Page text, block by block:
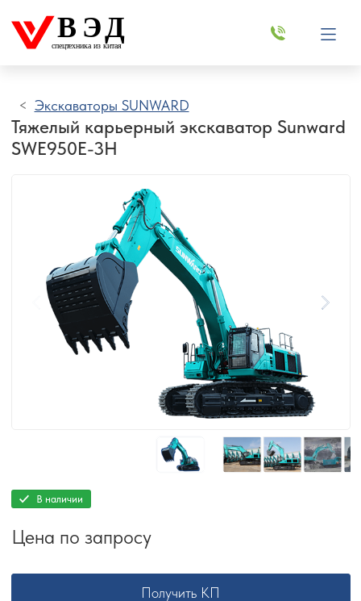
ВЭД
спецтехника из китая
Экскаваторы SUNWARD
Тяжелый карьерный экскаватор Sunward
SWE950E-3H
В наличии
Цена по запросу
Получить КП